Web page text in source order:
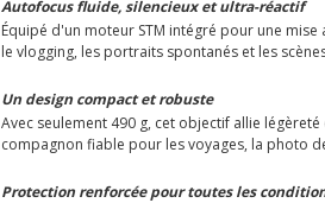
Autofocus fluide, silencieux et ultra-réactif
Équipé d'un moteur STM intégré pour une
le vlogging, les portraits spontanés et les
Un design compact et robuste
Avec seulement 490 g, cet objectif allie
compagnon fiable pour les voyages, la photo
Protection renforcée pour toutes les